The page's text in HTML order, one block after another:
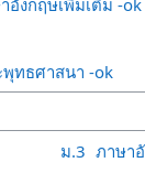
พระพุทธศาสนา -ok